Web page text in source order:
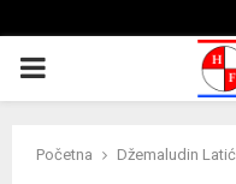
PRIMARY
Početna Džemaludin Latić